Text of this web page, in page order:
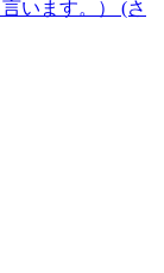
います。） (さ